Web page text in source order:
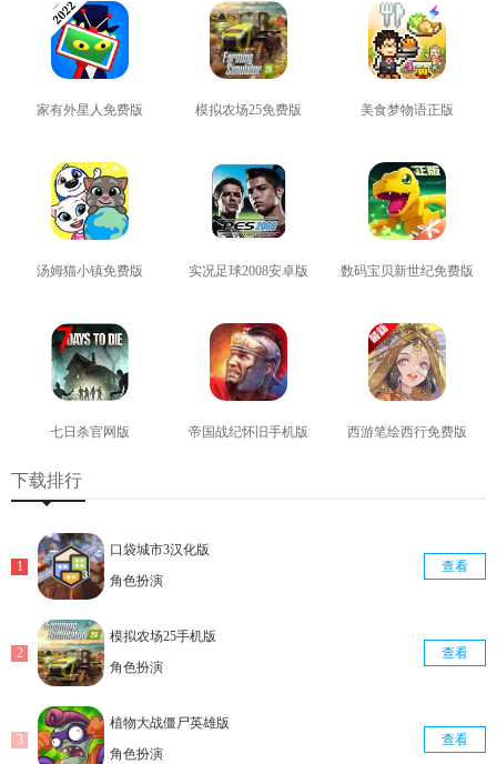
家有外星人免费版 模拟农场25免费版 美食梦物语正版
汤姆猫小镇免费版 实况足球2008安卓版 数码宝贝新世纪免费版
七日杀官网版 帝国战纪怀旧手机版 西游笔绘西行免费版
下载排行
口袋城市3汉化版
角色扮演
查看
模拟农场25手机版
角色扮演
查看
植物大战僵尸英雄版
角色扮演
查看